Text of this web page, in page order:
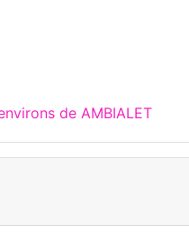
de AMBIALET